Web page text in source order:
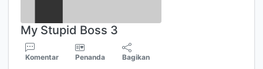
My Stupid Boss 3
Komentar Penanda Bagikan